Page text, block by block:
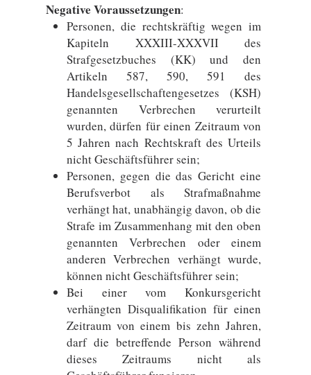
Negative Voraussetzungen:
Personen, die rechtskräftig wegen im
Kapiteln XXXIII-XXXVII des
Strafgesetzbuches (KK) und den
Artikeln 587, 590, 591 des
Handelsgesellschaftengesetzes (KSH)
genannten Verbrechen verurteilt
wurden, dürfen für einen Zeitraum von
5 Jahren nach Rechtskraft des Urteils
nicht Geschäftsführer sein;
Personen, gegen die das Gericht eine
Berufsverbot als Strafmaßnahme
verhängt hat, unabhängig davon, ob die
Strafe im Zusammenhang mit den oben
genannten Verbrechen oder einem
anderen Verbrechen verhängt wurde,
können nicht Geschäftsführer sein;
Bei einer vom Konkursgericht
verhängten Disqualifikation für einen
Zeitraum von einem bis zehn Jahren,
darf die betreffende Person während
dieses Zeitraums nicht als